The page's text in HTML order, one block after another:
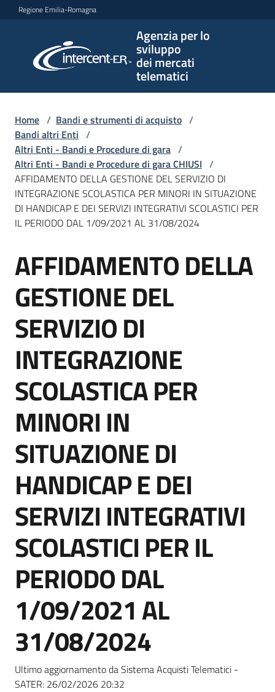
Vai al contenuto
Vai alla navigazione
Vai al footer
Regione Emilia-Romagna
Agenzia per lo
sviluppo
dei mercati
telematici
per lo
sviluppo
telematici
L'Agenzia
Bandi
strumenti
di
Supporto
Piattaforme
telematiche
English
site
Seguici
su
Home / Bandi e strumenti di acquisto /
Bandi altri Enti /
Altri Enti - Bandi e Procedure di gara /
Altri Enti - Bandi e Procedure di gara CHIUSI /
AFFIDAMENTO DELLA GESTIONE DEL SERVIZIO DI
INTEGRAZIONE SCOLASTICA PER MINORI IN SITUAZIONE
DI HANDICAP E DEI SERVIZI INTEGRATIVI SCOLASTICI PER
IL PERIODO DAL 1/09/2021 AL 31/08/2024
Salta al contenuto
AFFIDAMENTO DELLA
GESTIONE DEL
SERVIZIO DI
INTEGRAZIONE
SCOLASTICA PER
MINORI IN
SITUAZIONE DI
HANDICAP E DEI
SERVIZI INTEGRATIVI
SCOLASTICI PER IL
PERIODO DAL
1/09/2021 AL
31/08/2024
Ultimo aggiornamento da Sistema Acquisti Telematici -
SATER: 26/02/2026 20:32